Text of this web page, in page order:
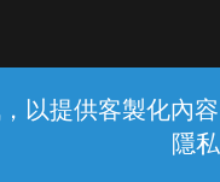
以提供客製化內
隱